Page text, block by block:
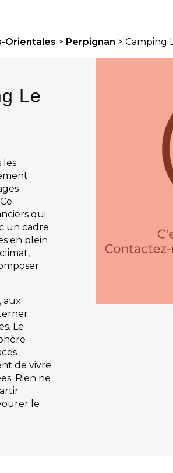
Orientales > Perpignan > Camping
Le
les
qui
un cadre
en plein
aux
Le
de vivre
Rien ne
le